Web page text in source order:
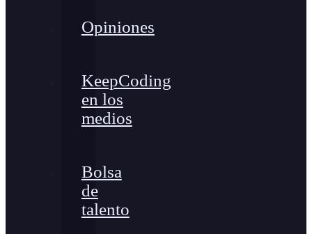
Opiniones
KeepCoding
en los
medios
Bolsa
de
talento